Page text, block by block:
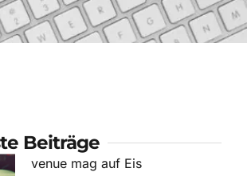
Beiträge
venue mag auf Eis